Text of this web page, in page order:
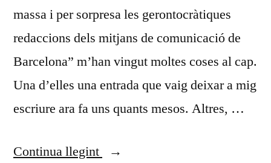
massa i per sorpresa les gerontocràtiques
redaccions dels mitjans de comunicació de
Barcelona” m’han vingut moltes coses al cap.
Una d’elles una entrada que vaig deixar a mig
escriure ara fa uns quants mesos. Altres, …
Continua llegint «Abordant